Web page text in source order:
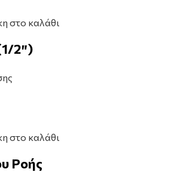
στο καλάθι
2″)
στο καλάθι
Ροής